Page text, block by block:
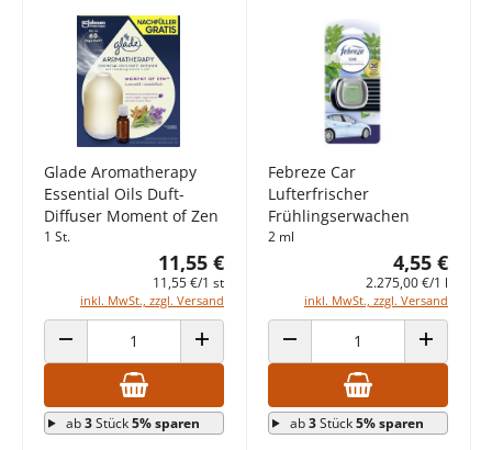
Glade Aromatherapy
Essential Oils Duft-
Diffuser Moment of Zen
1 St.
11,55 €
11,55 €/1 st
inkl. MwSt., zzgl. Versand
ANZAHL VERRINGERN ANZAHL ERHÖHEN
ab3Stück5% sparen
Febreze Car
Lufterfrischer
Frühlingserwachen
2 ml
4,55 €
2.275,00 €/1 l
inkl. MwSt., zzgl. Versand
ANZAHL VERRINGERN ANZAHL
ab3Stück5% sparen